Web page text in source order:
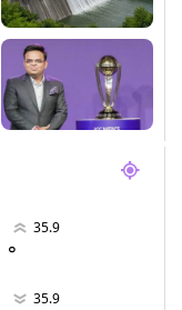
35.9
°
35.9